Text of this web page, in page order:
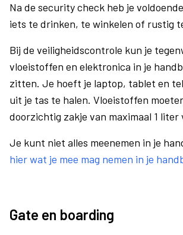
Na de security check heb je
iets te drinken, te winkelen of rustig
Bij de veiligheidscontrole kun je
vloeistoffen en elektronica in je
zitten. Je hoeft je laptop, tablet en
uit je tas te halen. Vloeistoffen
doorzichtig zakje van maximaal 1
Je kunt niet alles meenemen in je
hier wat je mee mag nemen in je
Gate en boarding